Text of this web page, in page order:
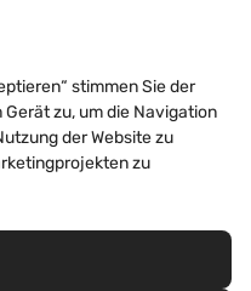
stimmen Sie der
zu, um die Navigation
der Website zu
zu